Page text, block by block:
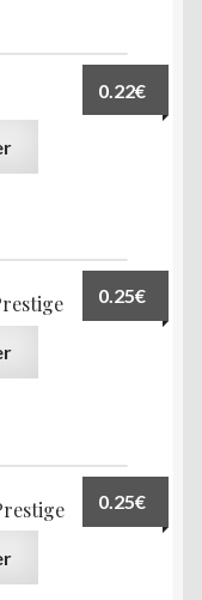
0.22€
0.25€
0.25€